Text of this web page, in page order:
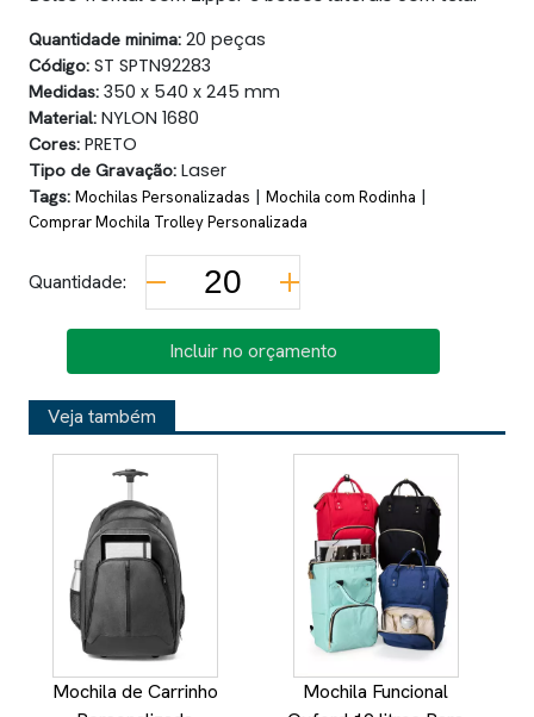
Quantidade minima: 20 peças
Código: ST SPTN92283
Medidas: 350 x 540 x 245 mm
Material: NYLON 1680
Cores: PRETO
Tipo de Gravação: Laser
Tags: Mochilas Personalizadas | Mochila com Rodinha |
Comprar Mochila Trolley Personalizada
Quantidade:
Incluir no orçamento
Veja também
Mochila de Carrinho
Mochila Funcional